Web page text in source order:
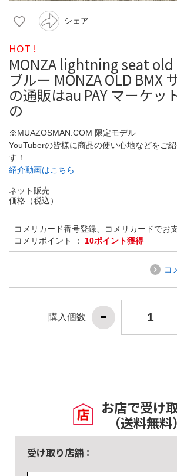
シェア
HOT !
MONZA lightning seat old
ブルー MONZA OLD BMX
の通販はau PAY マーケッ
の
※MUAZOSMAN.COM 限定モデル
YouTuberの皆様に商品の使い心地などをご
す！
紹介動画はこちら
ネット販売
価格（税込）
コメリカード番号登録、コメリカードでお
コメリポイント ： 10ポイント獲得
コ
購入個数
お店で受け
（送料無料）
受け取り店舗：